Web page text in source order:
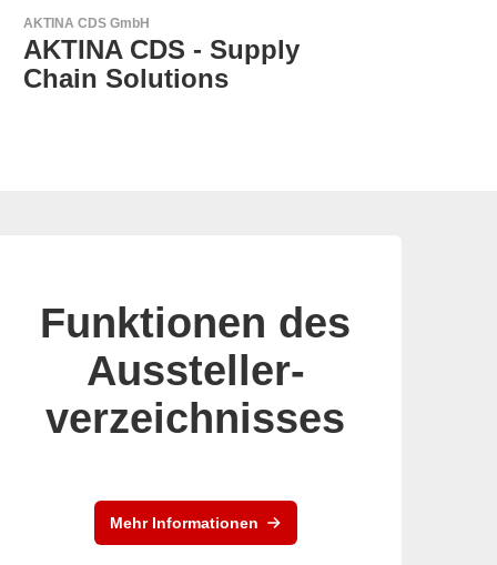
GEYER Electronic GmbH
GEYER - Ihr zuverlässiger
Partner
Funktionen des
Aussteller-
verzeichnisses
Mehr Informationen